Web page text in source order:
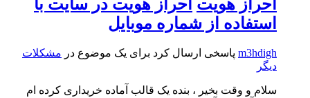
احراز هویت احراز هویت در سایت با
استفاده از شماره موبایل
m3hdigh پاسخی ارسال کرد برای یک موضوع در مشکلات
دیگر
سلام و وقت بخیر ، بنده یک قالب آماده خریداری کرده ام